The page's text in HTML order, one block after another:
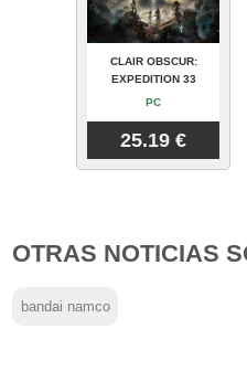
CLAIR OBSCUR:
EXPEDITION 33
PC
25.19 €
OTRAS NOTICIAS
bandai namco